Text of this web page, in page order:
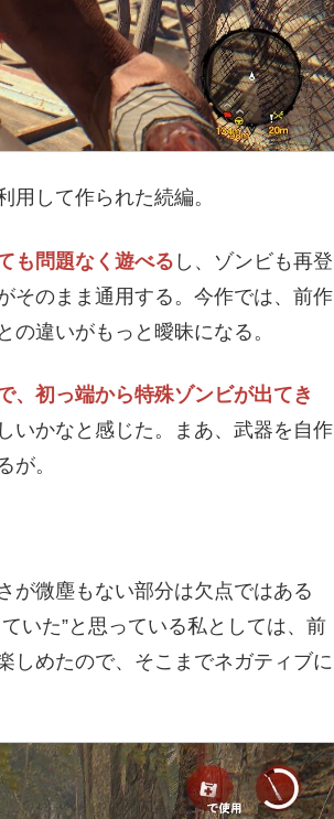
用して作られた続編。
も問題なく遊べる し、ゾンビも再登
そのまま通用する。今作では、前作
違いがもっと曖昧になる。
、初っ端から特殊ゾンビが出てき
いかなと感じた。まあ、武器を自作
が。
が微塵もない部分は欠点ではある
いた”と思っている私としては、前
しめたので、そこまでネガティブに